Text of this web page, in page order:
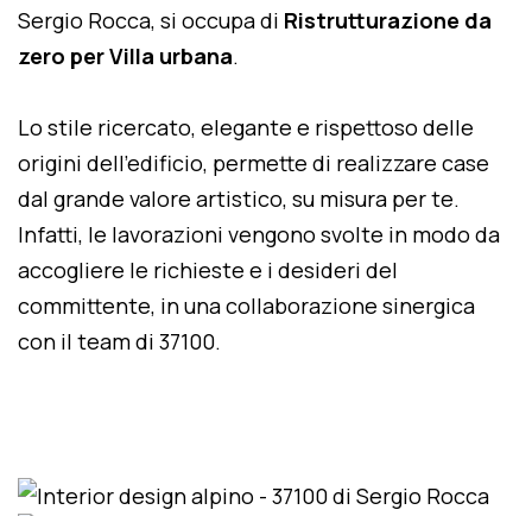
Sergio Rocca, si occupa di Ristrutturazione da
zero per Villa urbana.
Lo stile ricercato, elegante e rispettoso delle
origini dell'edificio, permette di realizzare case
dal grande valore artistico, su misura per te.
Infatti, le lavorazioni vengono svolte in modo da
accogliere le richieste e i desideri del
committente, in una collaborazione sinergica
con il team di 37100.